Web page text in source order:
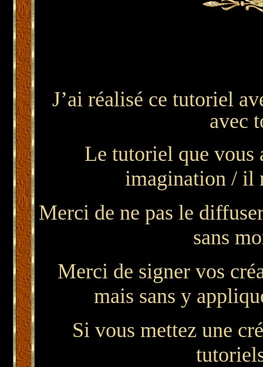
J’ai réalisé ce tutoriel
avec
Le tutoriel que vous
imagination / il
Merci de ne pas le
sans
Merci de signer vos
mais sans y
Si vous mettez une